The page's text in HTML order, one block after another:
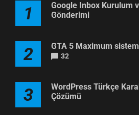
1
Google Inbox Kurulum
Gönderimi
2 GTA 5 Maximum
32
3
WordPress Türkçe
Çözümü